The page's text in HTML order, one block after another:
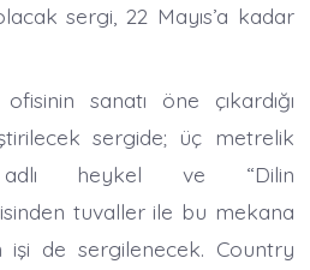
sergi, 22 Mayıs’a kadar
sanatı öne çıkardığı
sergide; üç metrelik
adlı heykel ve “Dilin
tuvaller ile bu mekana
de sergilenecek. Country